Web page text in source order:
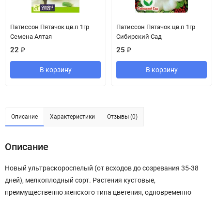
Патиссон Пятачок цв.п 1гр
Семена Алтая
22 ₽
В корзину
Патиссон Пятачок цв.п 1гр
Сибирский Сад
25 ₽
В корзину
Описание Характеристики Отзывы (0)
Описание
Новый ультраскороспелый (от всходов до созревания 35-38
дней), мелкоплодный сорт. Растения кустовые,
преимущественно женского типа цветения, одновременно